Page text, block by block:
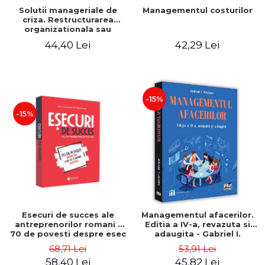
Solutii manageriale de
criza. Restructurarea
organizationala sau
44,40 Lei
Managementul costurilor
42,29 Lei
-15%
Esecuri de succes ale
antreprenorilor romani -
70 de povesti despre esec
68,71 Lei
58,40 Lei
-15%
Managementul afacerilor.
Editia a IV-a, revazuta si
adaugita - Gabriel I.
53,91 Lei
45,82 Lei